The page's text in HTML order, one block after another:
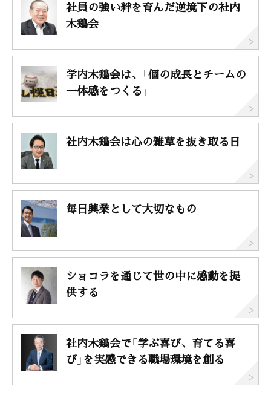
社員の強い絆を育んだ逆境下の社内
木鶏会
学内木鶏会は、「個の成長とチームの
一体感をつくる」
社内木鶏会は心の雑草を抜き取る日
毎日興業として大切なもの
ショコラを通じて世の中に感動を提
供する
社内木鶏会で「学ぶ喜び、育てる喜
び」を実感できる職場環境を創る